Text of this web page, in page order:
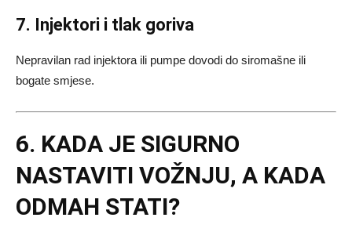
7. Injektori i tlak goriva
Nepravilan rad injektora ili pumpe dovodi do siromašne ili
bogate smjese.
6. KADA JE SIGURNO
NASTAVITI VOŽNJU, A KADA
ODMAH STATI?